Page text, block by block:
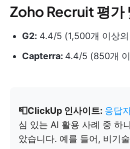
Zoho Recruit 평가
G2: 4.4/5 (1,500개 이상
Capterra: 4.4/5 (850개
📮ClickUp 인사이트: 응답
심 있는 AI 활용 사례 중 하
았습니다. 예를 들어, 비기